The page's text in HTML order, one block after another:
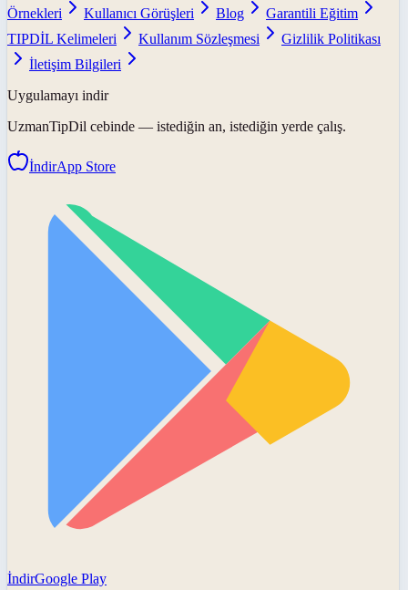
Örnekleri
Kullanıcı Görüşleri Blog
Garantili Eğitim
TIPDİL Kelimeleri
Kullanım Sözleşmesi
Gizlilik Politikası
İletişim Bilgileri
Uygulamayı indir
UzmanTipDil cebinde — istediğin an, istediğin yerde çalış.
İndirApp Store
İndirGoogle Play